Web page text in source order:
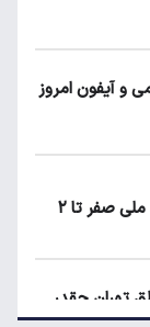
و آیفون امروز
صفر تا ۲
تهران چقدر